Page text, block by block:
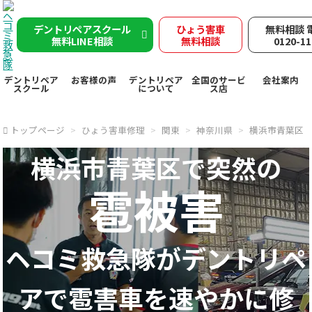
デントリペアスクール
無料LINE相談
ひょう害車
無料相談
無料相談
0120-
デントリペア
スクール
お客様の声 デントリペア
について
全国のサービ
ス店
会社案内
トップページ ひょう害車修理 関東 神奈川県 横浜市青葉区
横浜市青葉区で突然の
雹被害
ヘコミ救急隊がデントリペ
アで雹害車を速やかに修